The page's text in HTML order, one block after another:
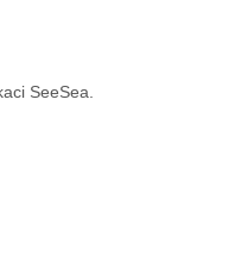
SeeSea.